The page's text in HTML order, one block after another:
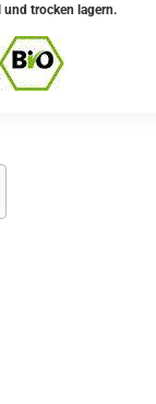
und trocken lagern.